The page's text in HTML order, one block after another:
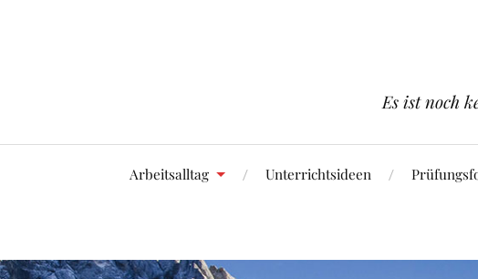
Es ist noch
Arbeitsalltag Unterrichtsideen